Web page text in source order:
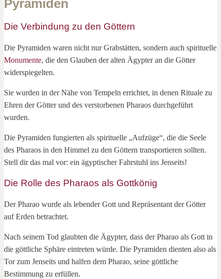
Pyramiden
Die Verbindung zu den Göttern
Die Pyramiden waren nicht nur Grabstätten, sondern auch spirituelle
Monumente, die den Glauben der alten Ägypter an die Götter
widerspiegelten.
Sie wurden in der Nähe von Tempeln errichtet, in denen Rituale zu
Ehren der Götter und des verstorbenen Pharaos durchgeführt
wurden.
Die Pyramiden fungierten als spirituelle „Aufzüge“, die die Seele
des Pharaos in den Himmel zu den Göttern transportieren sollten.
Stell dir das mal vor: ein ägyptischer Fahrstuhl ins Jenseits!
Die Rolle des Pharaos als Gottkönig
Der Pharao wurde als lebender Gott und Repräsentant der Götter
auf Erden betrachtet.
Nach seinem Tod glaubten die Ägypter, dass der Pharao als Gott in
die göttliche Sphäre eintreten würde. Die Pyramiden dienten also als
Tor zum Jenseits und halfen dem Pharao, seine göttliche
Bestimmung zu erfüllen.